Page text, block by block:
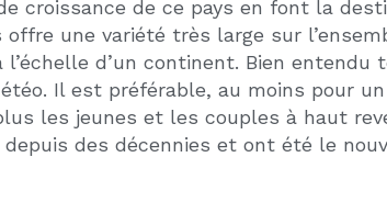
EST INTÉRESSANT ?
LE